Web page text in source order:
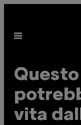
contenuto
Apri
vita